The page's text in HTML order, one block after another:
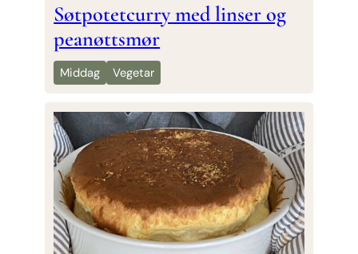
Søtpotetcurry med linser og
peanøttsmør
Middag Vegetar